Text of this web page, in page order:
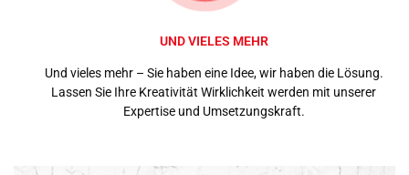
UND VIELES MEHR
Und vieles mehr – Sie haben eine Idee, wir haben die Lösung.
Lassen Sie Ihre Kreativität Wirklichkeit werden mit unserer
Expertise und Umsetzungskraft.